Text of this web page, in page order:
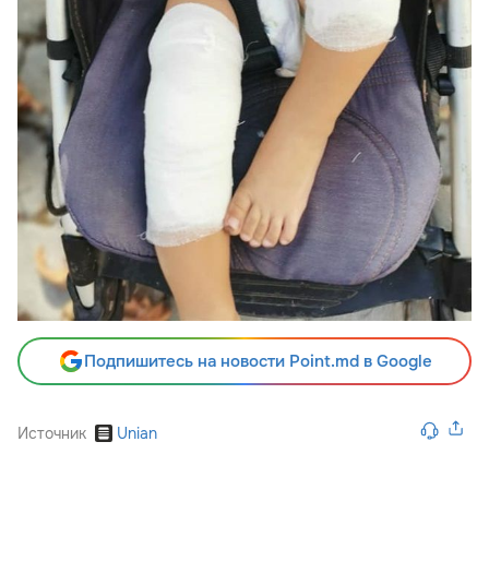
Подпишитесь на новости Point.md в Google
Источник Unian